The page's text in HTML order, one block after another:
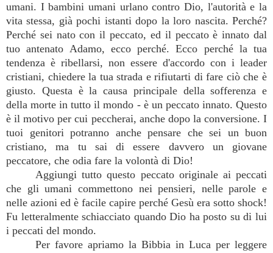
umani. I bambini umani urlano contro Dio, l'autorità e la
vita stessa, già pochi istanti dopo la loro nascita. Perché?
Perché sei nato con il peccato, ed il peccato è innato dal
tuo antenato Adamo, ecco perché. Ecco perché la tua
tendenza è ribellarsi, non essere d'accordo con i leader
cristiani, chiedere la tua strada e rifiutarti di fare ciò che è
giusto. Questa è la causa principale della sofferenza e
della morte in tutto il mondo - è un peccato innato. Questo
è il motivo per cui peccherai, anche dopo la conversione. I
tuoi genitori potranno anche pensare che sei un buon
cristiano, ma tu sai di essere davvero un giovane
peccatore, che odia fare la volontà di Dio!
Aggiungi tutto questo peccato originale ai peccati
che gli umani commettono nei pensieri, nelle parole e
nelle azioni ed è facile capire perché Gesù era sotto shock!
Fu letteralmente schiacciato quando Dio ha posto su di lui
i peccati del mondo.
Per favore apriamo la Bibbia in Luca per leggere